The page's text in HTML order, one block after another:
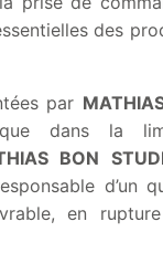
des
par
dans la
BON
d’un
en